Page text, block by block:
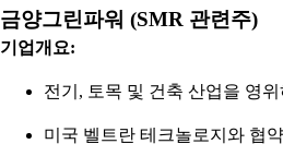
금양그린파워 (SMR 관련주)
기업개요:
전기, 토목 및 건축 산업을 영
미국 벨트란 테크놀로지와 협